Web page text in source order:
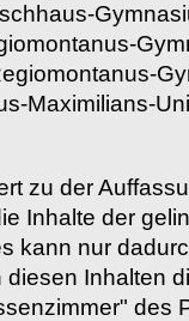
Maximilians-
zu der
Inhalte der
kann nur
Inhalten
des